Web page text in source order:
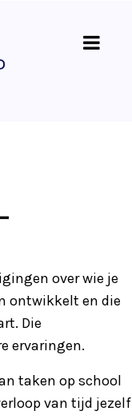
over wie je
ontwikkelt en die
Die
ervaringen.
taken op school
van tijd jezelf